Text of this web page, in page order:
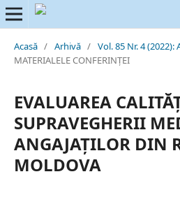
Acasă / Arhivă / Vol. 85 Nr. 4 (2022):
MATERIALELE CONFERINȚEI
EVALUAREA
SUPRAVEGHERII
ANGAJAȚILOR DIN
MOLDOVA